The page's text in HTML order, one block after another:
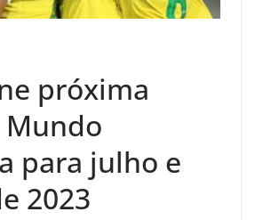
próxima
Mundo
para julho e
2023